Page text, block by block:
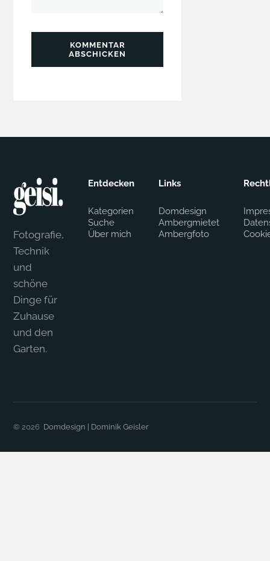
KOMMENTAR
ABSCHICKEN
Fotografie,
Technik
und
schöne
Dinge für
Zuhause
und den
Garten.
Entdecken
Kategorien
Suche
Über mich
Links
Domdesign
Ambergmietet
Ambergfoto
© 2026 Domdesign | Dominik Geisler